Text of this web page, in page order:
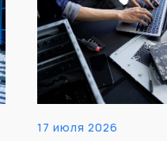
17 июля 2026